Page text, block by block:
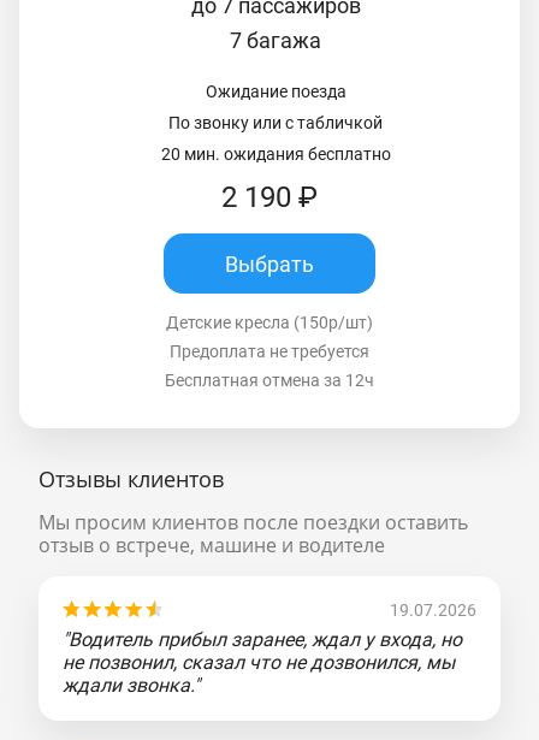
до 7 пассажиров
7 багажа
Ожидание поезда
По звонку или с табличкой
20 мин. ожидания бесплатно
2 190 ₽
Выбрать
Детские кресла (150р/шт)
Предоплата не требуется
Бесплатная отмена за 12ч
Отзывы клиентов
Мы просим клиентов после поездки оставить
отзыв о встрече, машине и водителе
19.07.2026
"Водитель прибыл заранее, ждал у входа, но
не позвонил, сказал что не дозвонился, мы
ждали звонка."